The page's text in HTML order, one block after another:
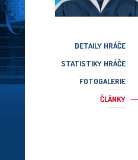
DETAILY HRÁČE
STATISTIKY HRÁČE
FOTOGALERIE
ČLÁNKY